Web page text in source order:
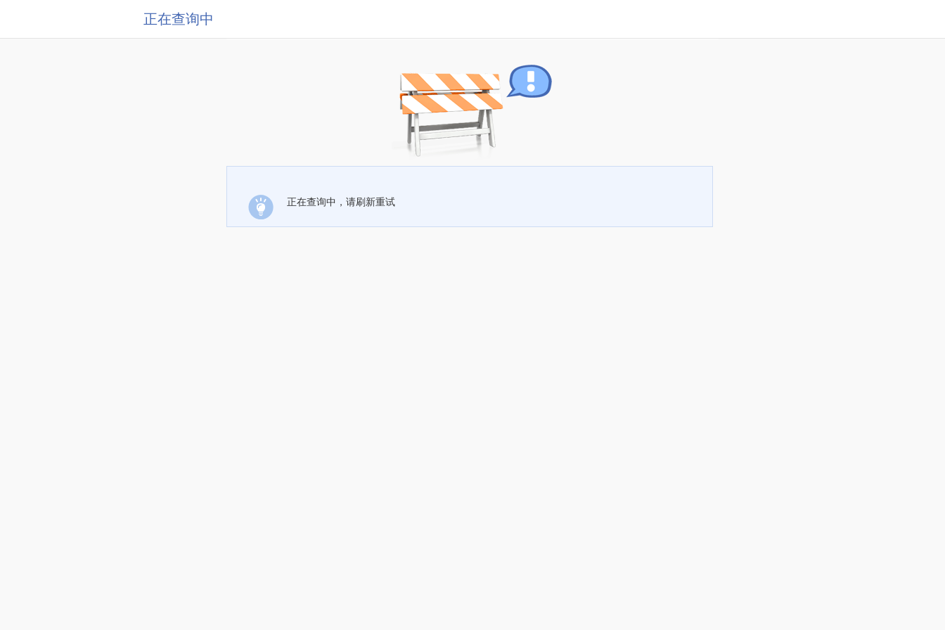
正在查询中
正在查询中，请刷新重试